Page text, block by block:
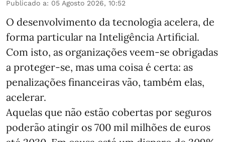
Publicado a: 05 Agosto 2026, 10:52
O desenvolvimento da tecnologia acelera, de
forma particular na Inteligência Artificial.
Com isto, as organizações veem-se obrigadas
a proteger-se, mas uma coisa é certa: as
penalizações financeiras vão, também elas,
acelerar.
Aquelas que não estão cobertas por seguros
poderão atingir os 700 mil milhões de euros